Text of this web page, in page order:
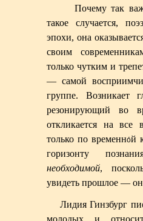
Почему так
такое случается,
эпохи, она
своим
только чутким и
— самой
группе. Возникает
резонирующий во
откликается на
только по временно́й
горизонту
необходимой,
увидеть прошлое —
Лидия Гинзбург
молодых и